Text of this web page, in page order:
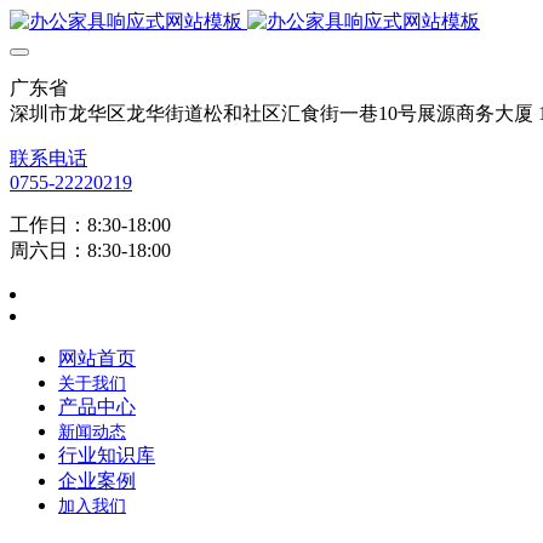
广东省
深圳市龙华区龙华街道松和社区汇食街一巷10号展源商务大厦
联系电话
0755-22220219
工作日：8:30-18:00
周六日：8:30-18:00
网站首页
关于我们
产品中心
新闻动态
行业知识库
企业案例
加入我们